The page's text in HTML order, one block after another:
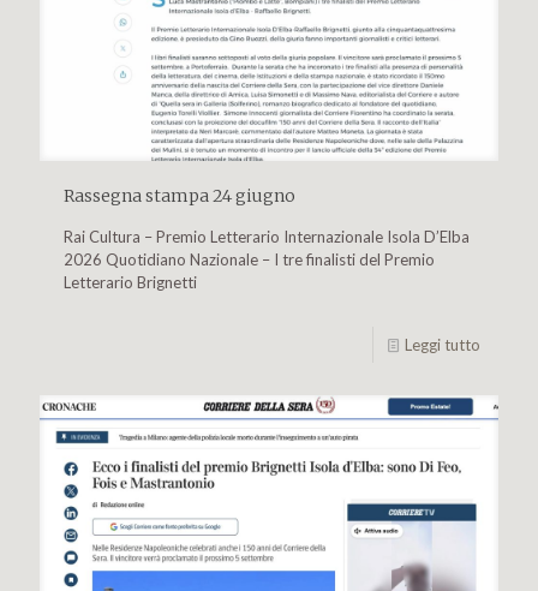
Rassegna stampa 24 giugno
Rai Cultura – Premio Letterario Internazionale Isola D’Elba
2026 Quotidiano Nazionale – I tre finalisti del Premio
Letterario Brignetti
Leggi tutto